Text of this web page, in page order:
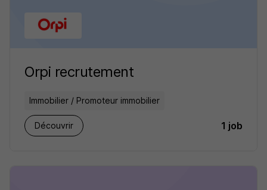
Orpi recrutement
Immobilier / Promoteur immobilier
Découvrir 1 job